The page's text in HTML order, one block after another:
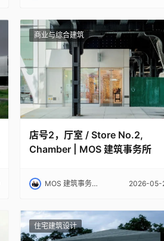
商业与综合建筑
店号2，厅室 / Store No.2,
Chamber | MOS 建筑事务所
MOS 建筑事务所｜MOS 2026-05-
住宅建筑设计